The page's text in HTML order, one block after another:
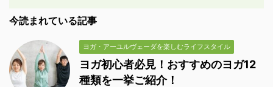
今読まれている記事
ヨガ・アーユルヴェーダを楽しむライフスタイル
ヨガ初心者必見！おすすめのヨガ12
種類を一挙ご紹介！